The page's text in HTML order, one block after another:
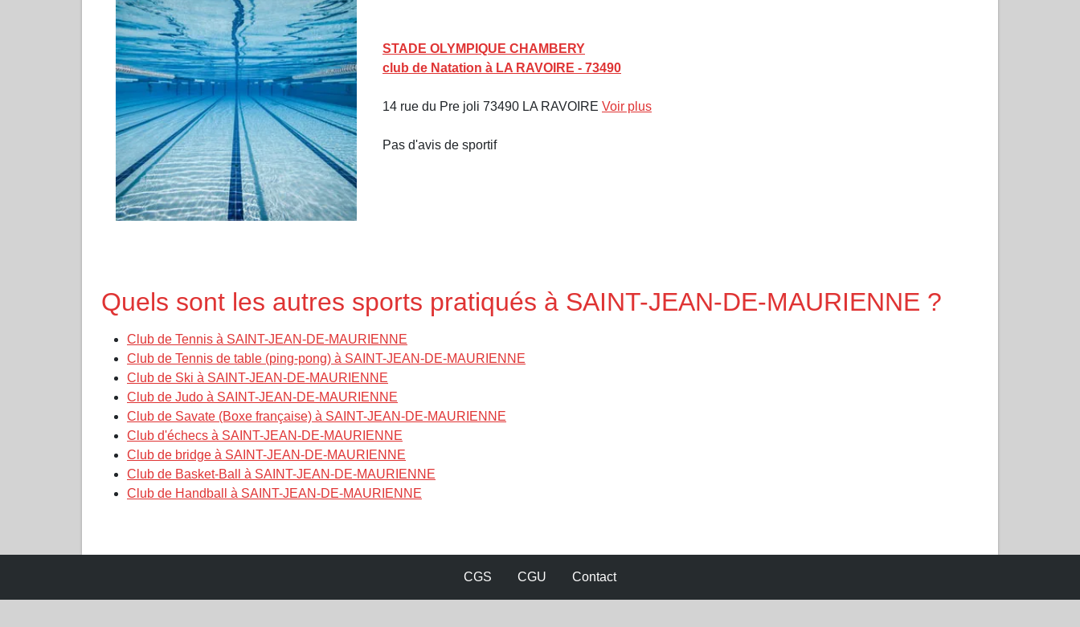
STADE OLYMPIQUE CHAMBERY
club de Natation à LA RAVOIRE - 73490
14 rue du Pre joli 73490 LA RAVOIRE Voir plus
Pas d'avis de sportif
Quels sont les autres sports pratiqués à SAINT-JEAN-DE-MAURIENNE ?
Club de Tennis à SAINT-JEAN-DE-MAURIENNE
Club de Tennis de table (ping-pong) à SAINT-JEAN-DE-MAURIENNE
Club de Ski à SAINT-JEAN-DE-MAURIENNE
Club de Judo à SAINT-JEAN-DE-MAURIENNE
Club de Savate (Boxe française) à SAINT-JEAN-DE-MAURIENNE
Club d'échecs à SAINT-JEAN-DE-MAURIENNE
Club de bridge à SAINT-JEAN-DE-MAURIENNE
Club de Basket-Ball à SAINT-JEAN-DE-MAURIENNE
Club de Handball à SAINT-JEAN-DE-MAURIENNE
CGS CGU Contact